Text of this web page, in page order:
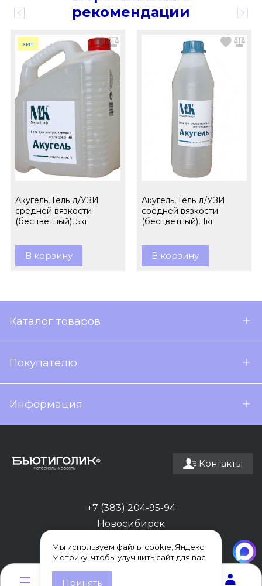
рекомендации
хит
Акугель, Гель д/УЗИ
средней вязкости
(бесцветный), 5кг
В корзину
Акугель, Гель д/УЗИ
средней вязкости
(бесцветный), 1кг
В корзину
Каталог товаров
Покупателю
Информация
Контакты
+7 (383) 204-95-94
Новосибирск
Мы используем файлы cookie, Яндекс
Метрику, чтобы улучшить сайт для вас
Принять